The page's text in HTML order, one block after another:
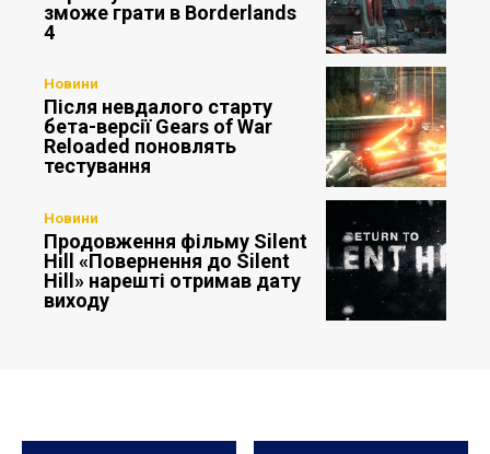
зможе грати в Borderlands
4
Новини
Після невдалого старту
бета-версії Gears of War
Reloaded поновлять
тестування
Новини
Продовження фільму Silent
Hill «Повернення до Silent
Hill» нарешті отримав дату
виходу